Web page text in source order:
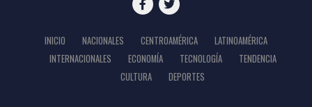
INICIO NACIONALES CENTROAMÉRICA
LATINOAMÉRICA
INTERNACIONALES
ECONOMÍA TECNOLOGÍA
TENDENCIA
CULTURA
DEPORTES